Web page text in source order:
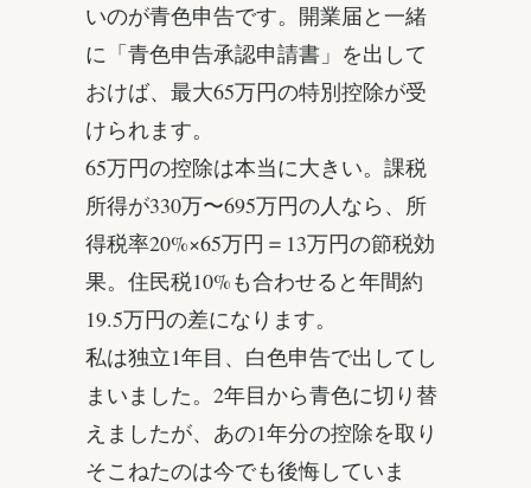
いのが青色申告です。開業届と一緒
に「青色申告承認申請書」を出して
おけば、最大65万円の特別控除が受
けられます。
65万円の控除は本当に大きい。課税
所得が330万〜695万円の人なら、所
得税率20%×65万円＝13万円の節税効
果。住民税10%も合わせると年間約
19.5万円の差になります。
私は独立1年目、白色申告で出してし
まいました。2年目から青色に切り替
えましたが、あの1年分の控除を取り
そこねたのは今でも後悔していま